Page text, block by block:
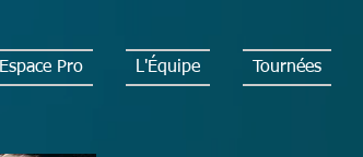
Espace Pro L'Équipe Tournées